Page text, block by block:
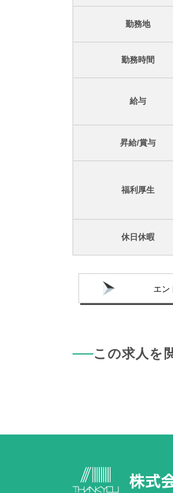
勤務地
勤務時間
給与
昇給/賞与
福利厚生
休日休暇
エン
この求人を